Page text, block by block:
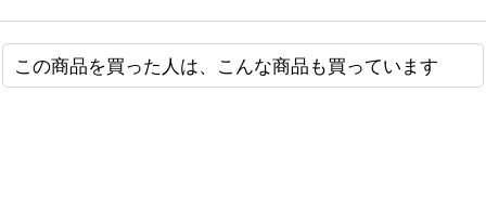
この商品を買った人は、こんな商品も買っています